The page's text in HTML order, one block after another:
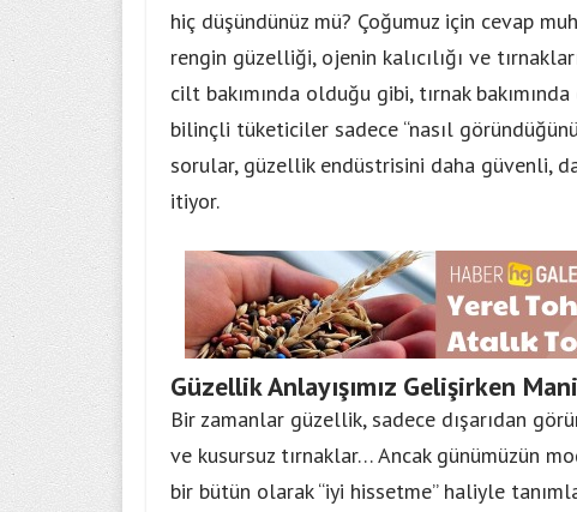
hiç düşündünüz mü? Çoğumuz için cevap
rengin güzelliği, ojenin kalıcılığı ve
cilt bakımında olduğu gibi, tırnak
bilinçli tüketiciler sadece “nasıl
sorular, güzellik endüstrisini daha güvenli,
itiyor.
Güzellik Anlayışımız Gelişirken
Bir zamanlar güzellik, sadece dışarıdan
ve kusursuz tırnaklar… Ancak günümüzün
bir bütün olarak “iyi hissetme” haliyle